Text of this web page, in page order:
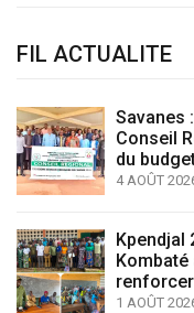
FIL ACTUALITE
Savanes
Conseil
du
4 AOÛT
Kpendjal
1 AOÛT